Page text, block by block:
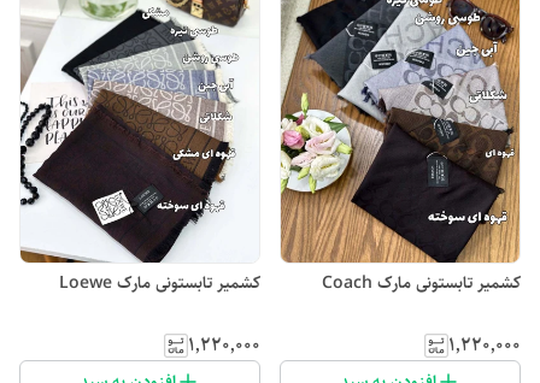
کشمیر تابستونی مارک Coach
۱٬۲۲۰٬۰۰۰
کشمیر تابستونی مارک Loewe
۱٬۲۲۰٬۰۰۰